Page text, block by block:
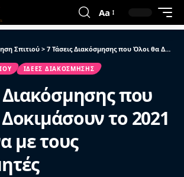
Aa
Σπιτιού> 7 Τάσεις Διακόσμησης που Όλοι θα Δοκιμάσουν το 2021 Σύμφωνα με τους Διακοσμητές
ΙΔΈΕΣ ΔΙΑΚΌΣΜΗΣΗΣ
Διακόσμησης που
το 2021
με τους